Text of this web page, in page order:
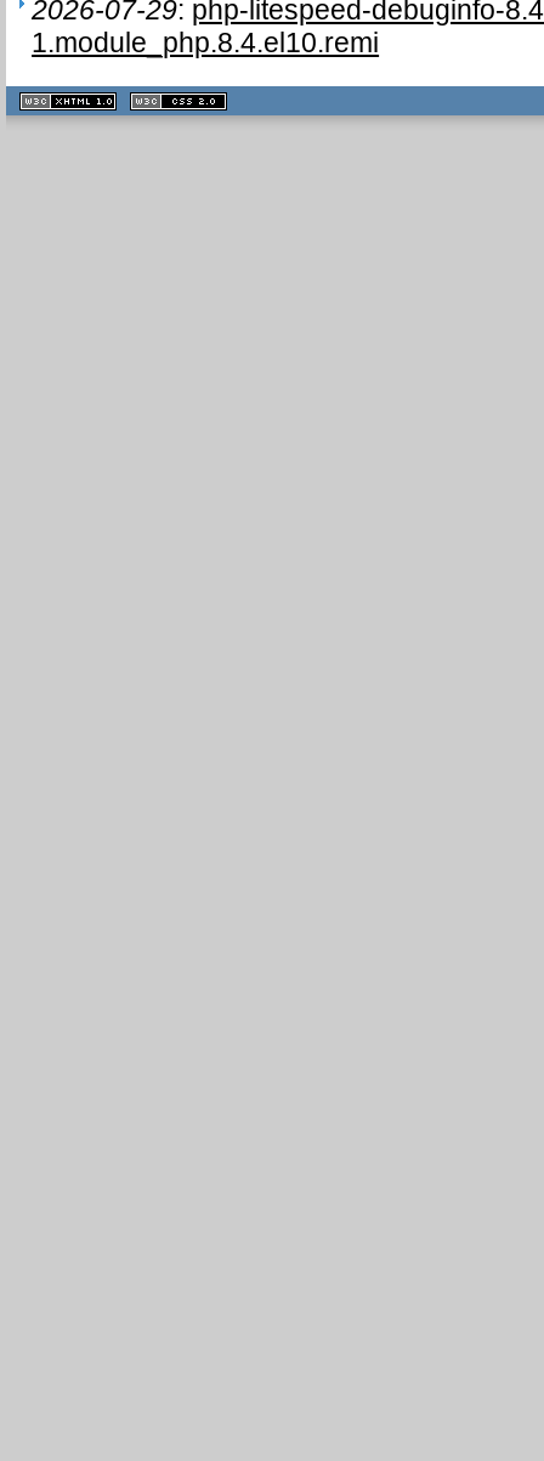
2026-07-29: php-litespeed-debuginfo-
1.module_php.8.4.el10.remi
XHTML
1.1 valide
2.0 valide